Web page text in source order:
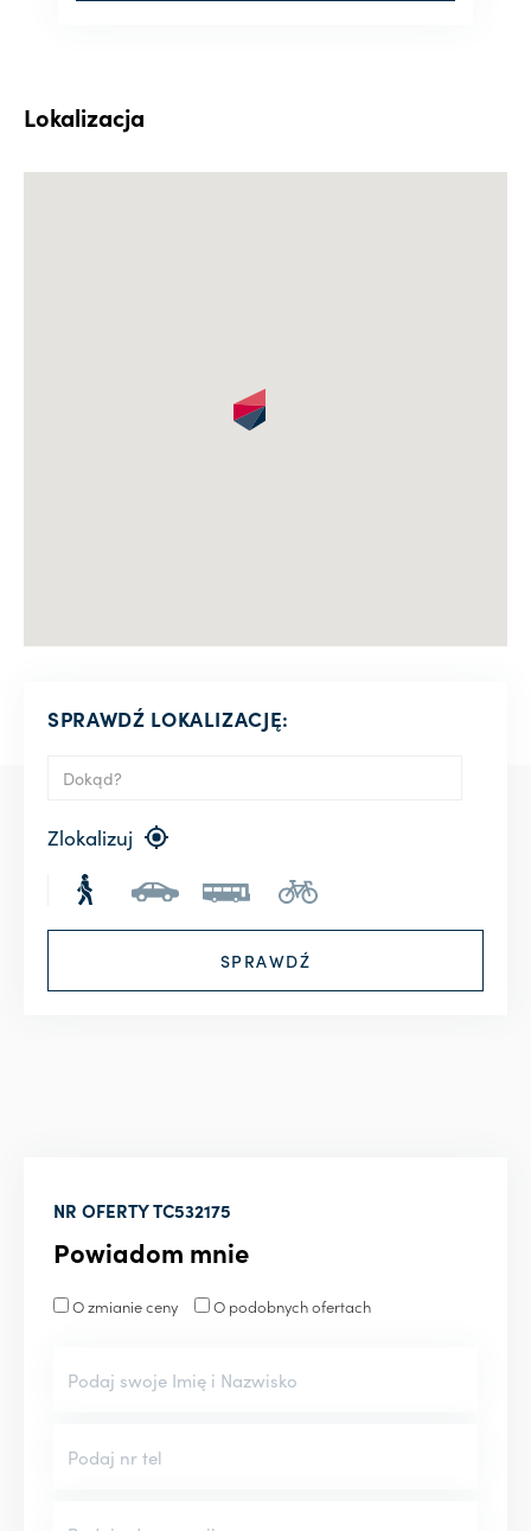
Lokalizacja
SPRAWDŹ LOKALIZACJĘ:
Zlokalizuj
NR OFERTYTC532175
Powiadom mnie
O zmianie ceny O podobnych ofertach